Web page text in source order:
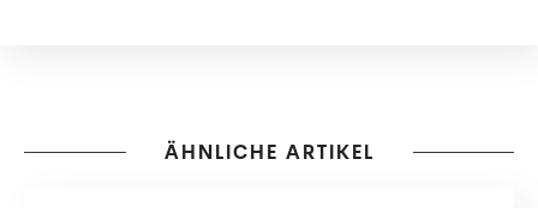
ÄHNLICHE ARTIKEL